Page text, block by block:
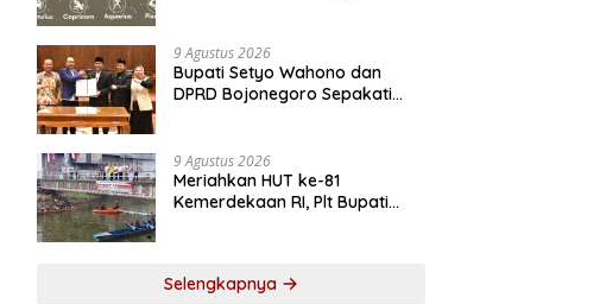
9 Agustus 2026
Bupati Setyo Wahono dan
DPRD Bojonegoro Sepakati
9 Agustus 2026
Meriahkan HUT ke-81
Kemerdekaan RI, Plt Bupati
Selengkapnya